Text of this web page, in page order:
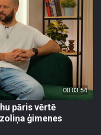
00:03:54
pāris vērtē
ģimenes